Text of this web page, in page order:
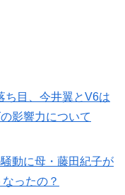
ち目、今井翼とV6は
影響力について
動に母・藤田紀子が
ったの？